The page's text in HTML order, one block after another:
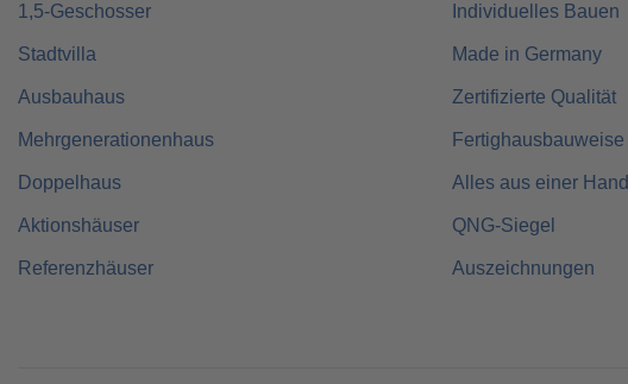
1,5-Geschosser
Stadtvilla
Ausbauhaus
Mehrgenerationenhaus
Doppelhaus
Aktionshäuser
Referenzhäuser
Individuelles Bauen
Made in Germany
Zertifizierte Qualität
Fertighausbauweise
Alles aus einer Hand
QNG-Siegel
Auszeichnungen